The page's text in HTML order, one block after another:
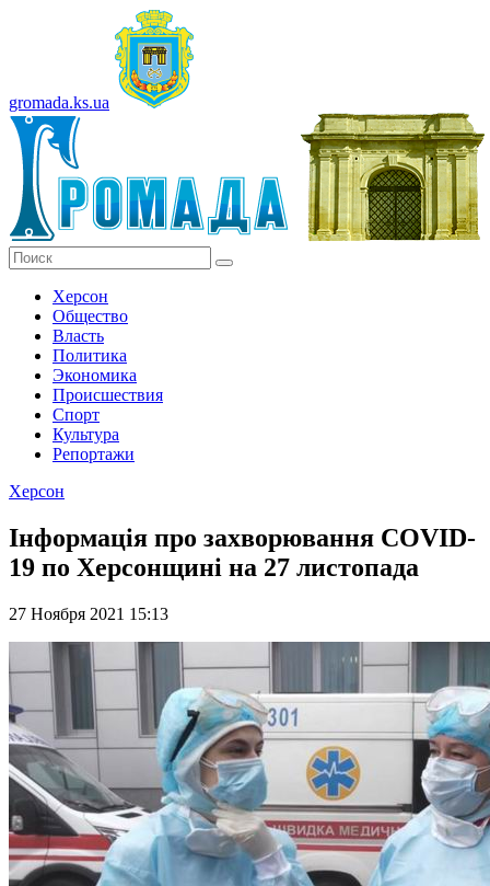
gromada.ks.ua
Херсон
Общество
Власть
Политика
Экономика
Происшествия
Спорт
Культура
Репортажи
Херсон
Інформація про захворювання СОVID-
19 по Херсонщині на 27 листопада
27 Ноября 2021 15:13